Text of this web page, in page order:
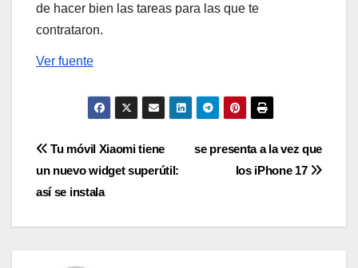
de hacer bien las tareas para las que te
contrataron.
Ver fuente
Navegación
de
entradas
se presenta a la vez que
los iPhone 17
Tu móvil Xiaomi tiene
un nuevo widget superútil:
así se instala